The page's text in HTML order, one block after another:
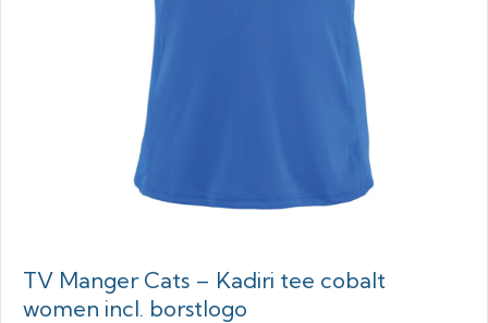
TV Manger Cats – Kadiri tee cobalt
women incl. borstlogo